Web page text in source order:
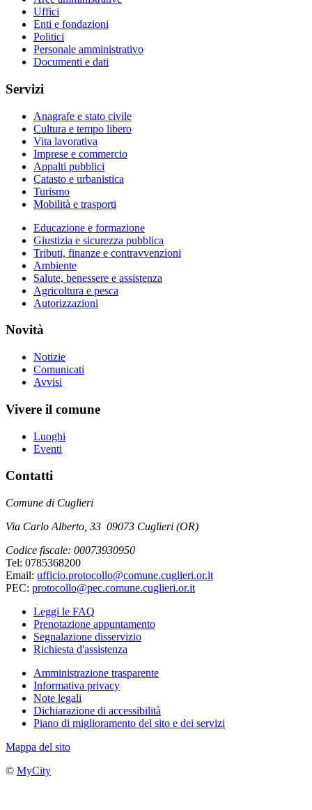
Uffici
Enti e fondazioni
Politici
Personale amministrativo
Documenti e dati
Servizi
Anagrafe e stato civile
Cultura e tempo libero
Vita lavorativa
Imprese e commercio
Appalti pubblici
Catasto e urbanistica
Turismo
Mobilità e trasporti
Educazione e formazione
Giustizia e sicurezza pubblica
Tributi, finanze e contravvenzioni
Ambiente
Salute, benessere e assistenza
Agricoltura e pesca
Autorizzazioni
Novità
Notizie
Comunicati
Avvisi
Vivere il comune
Luoghi
Eventi
Contatti
Comune di Cuglieri
Via Carlo Alberto, 33 09073 Cuglieri (OR)
Codice fiscale: 00073930950
Tel: 0785368200
Email: ufficio.protocollo@comune.cuglieri.or.it
PEC: protocollo@pec.comune.cuglieri.or.it
Leggi le FAQ
Prenotazione appuntamento
Segnalazione disservizio
Richiesta d'assistenza
Amministrazione trasparente
Informativa privacy
Note legali
Dichiarazione di accessibilità
Piano di miglioramento del sito e dei servizi
Mappa del sito
© MyCity